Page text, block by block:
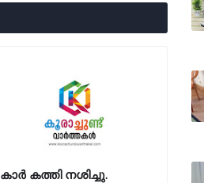
കാർ കത്തി നശിച്ചു.